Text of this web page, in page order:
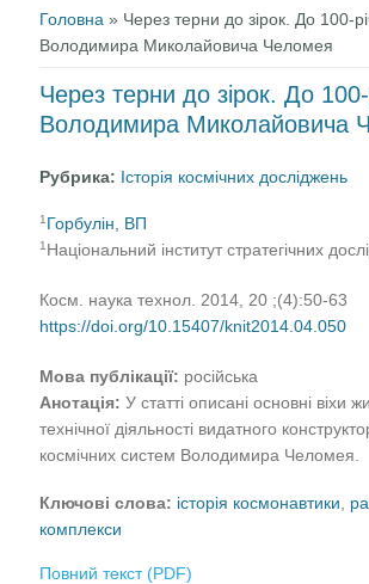
Головна » Через терни до зірок. До 100-
Володимира Миколайовича Челомея
Через терни до зірок. До 100-
Володимира Миколайовича
Рубрика: Історія космічних досліджень
1 Горбулін, ВП
1 Національний інститут стратегічних
Косм. наука технол. 2014, 20 ;(4):50-63
https://doi.org/10.15407/knit2014.04.050
Мова публікації: російська
Анотація:У статті описані основні віхи
технічної діяльності видатного
космічних систем Володимира Челомея.
Ключові слова: історія космонавтики
комплекси
Повний текст (PDF)